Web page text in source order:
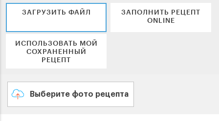
ЗАГРУЗИТЬ ФАЙЛ
ЗАПОЛНИТЬ РЕЦЕПТ
ONLINE
ИСПОЛЬЗОВАТЬ МОЙ
СОХРАНЕННЫЙ
РЕЦЕПТ
Выберите фото рецепта